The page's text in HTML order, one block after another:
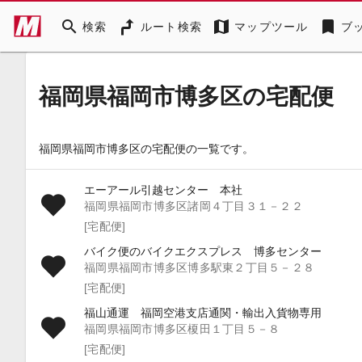
search 検索 ルート検索 map マップツール bookmark ブ
福岡県福岡市博多区の宅配便
福岡県福岡市博多区の宅配便の一覧です。
エーアール引越センター 本社
福岡県福岡市博多区諸岡４丁目３１－２２
[宅配便]
バイク便のバイクエクスプレス 博多センター
福岡県福岡市博多区博多駅東２丁目５－２８
[宅配便]
福山通運 福岡空港支店通関・輸出入貨物専用
福岡県福岡市博多区榎田１丁目５－８
[宅配便]